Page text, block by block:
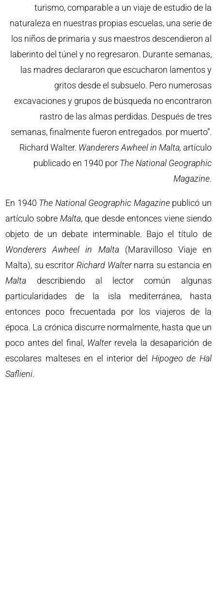
turismo, comparable a un viaje de estudio de la
naturaleza en nuestras propias escuelas, una serie de
los niños de primaria y sus maestros descendieron al
laberinto del túnel y no regresaron. Durante semanas,
las madres declararon que escucharon lamentos y
gritos desde el subsuelo. Pero numerosas
excavaciones y grupos de búsqueda no encontraron
rastro de las almas perdidas. Después de tres
semanas, finalmente fueron entregados. por muerto”.
Richard Walter. Wanderers Awheel in Malta, artículo
publicado en 1940 por The National Geographic
Magazine.
En 1940 The National Geographic Magazinepublicó un
artículo sobre Malta, que desde entonces viene siendo
objeto de un debate interminable. Bajo el título de
Wonderers Awheel in Malta(Maravilloso Viaje en
Malta), su escritor Richard Walternarra su estancia en
Malta describiendo al lector común algunas
particularidades de la isla mediterránea, hasta
entonces poco frecuentada por los viajeros de la
época. La crónica discurre normalmente, hasta que un
poco antes del final, Walterrevela la desaparición de
escolares malteses en el interior del Hipogeo de Hal
Saflieni.